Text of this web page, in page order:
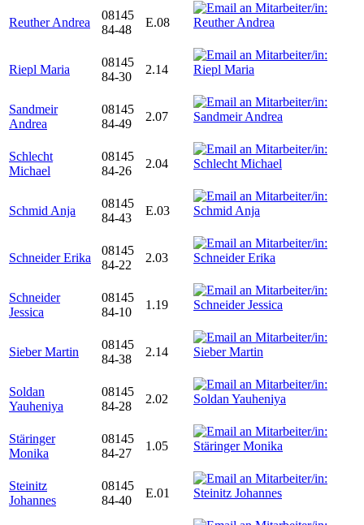
Reuther Andrea
08145
84-48
E.08
Riepl Maria
08145
84-30
2.14
Sandmeir
Andrea
08145
84-49
2.07
Schlecht
Michael
08145
84-26
2.04
Schmid Anja
08145
84-43
E.03
Schneider Erika
08145
84-22
2.03
Schneider
Jessica
08145
84-10
1.19
Sieber Martin
08145
84-38
2.14
Soldan
Yauheniya
08145
84-28
2.02
Stäringer
Monika
08145
84-27
1.05
Steinitz
Johannes
08145
84-40
E.01